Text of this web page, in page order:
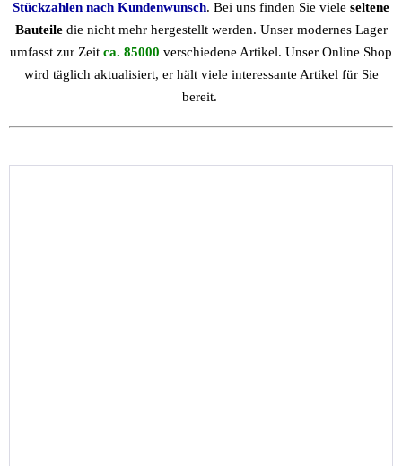
Stückzahlen nach Kundenwunsch. Bei uns finden Sie viele seltene
Bauteiledie nicht mehr hergestellt werden. Unser modernes Lager
umfasst zur Zeit ca. 85000 verschiedene Artikel. Unser Online Shop
wird täglich aktualisiert, er hält viele interessante Artikel für Sie
bereit.